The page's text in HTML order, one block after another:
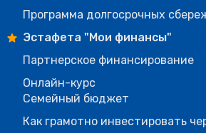
Программа долгосрочных
Эстафета "Мои финансы"
Партнерское финансирование
Онлайн-курс
Семейный бюджет
Как грамотно инвестировать